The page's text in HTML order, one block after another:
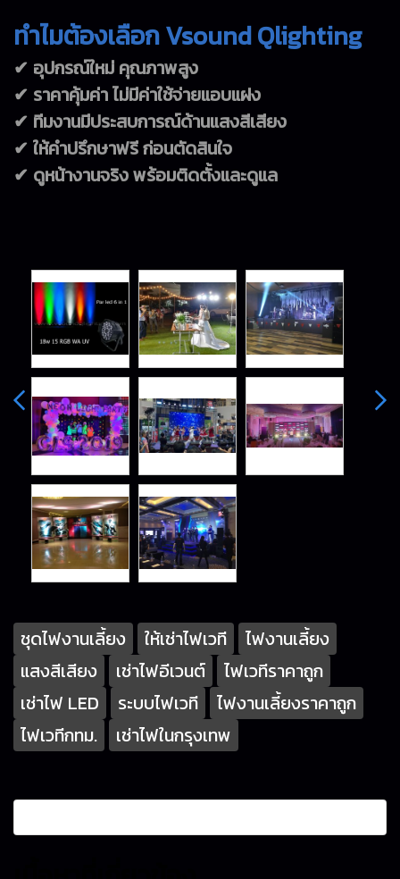
ทำไมต้องเลือก Vsound Qlighting
✔ อุปกรณ์ใหม่ คุณภาพสูง
✔ ราคาคุ้มค่า ไม่มีค่าใช้จ่ายแอบแฝง
✔ ทีมงานมีประสบการณ์ด้านแสงสีเสียง
✔ ให้คำปรึกษาฟรี ก่อนตัดสินใจ
✔ ดูหน้างานจริง พร้อมติดตั้งและดูแล
ชุดไฟงานเลี้ยง ให้เช่าไฟเวที
ไฟงานเลี้ยง
แสงสีเสียง
เช่าไฟอีเวนต์
ไฟเวทีราคาถูก
เช่าไฟ LED
ระบบไฟเวที
ไฟงานเลี้ยงราคาถูก
ไฟเวทีกทม.
เช่าไฟในกรุงเทพ